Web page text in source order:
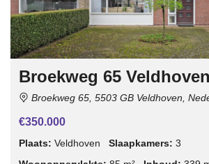
Broekweg 65 Veldhoven
Broekweg 65, 5503 GB Veldhoven,
€350.000
Plaats: Veldhoven Slaapkamers: 3